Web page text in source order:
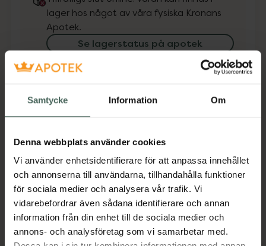
Samtycke Information Om
Denna webbplats använder cookies
Vi använder enhetsidentifierare för att anpassa innehållet
och annonserna till användarna, tillhandahålla funktioner
för sociala medier och analysera vår trafik. Vi
vidarebefordrar även sådana identifierare och annan
information från din enhet till de sociala medier och
annons- och analysföretag som vi samarbetar med.
lager hos något av våra fysiska Kronans
Apotek.
Se lagerstatus på apotek
Få mejl när varan finns i lager online
Din e-postadress
Jag accepterar villkoren
Spara
Aktuella erbjudanden
Beskrivning Dölj